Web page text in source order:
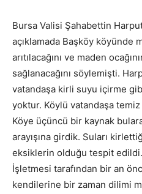
Bursa Valisi Şahabettin
açıklamada Başköy köyünde
arıtılacağını ve maden
sağlanacağını söylemişti.
vatandaşa kirli suyu içirme
yoktur. Köylü vatandaşa
Köye üçüncü bir kaynak
arayışına girdik. Suları
eksiklerin olduğu tespit
İşletmesi tarafından bir an
kendilerine bir zaman dilimi